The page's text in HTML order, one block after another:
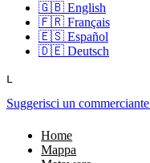
🇬🇧 English
🇫🇷 Français
🇪🇸 Español
🇩🇪 Deutsch
L
Suggerisci un commerciante
Home
Mappa